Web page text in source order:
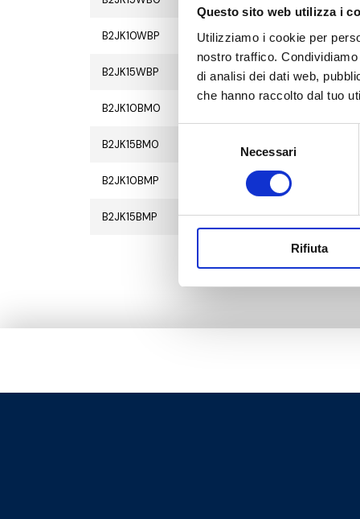
Questo sito web utilizza i
Utilizziamo i cookie per
nostro traffico.
di analisi dei dati web,
che hanno raccolto dal tuo
Necessari
Rifiuta
B2JK10WBP 2
B2JK15WBP 2
B2JK10BM0
B2JK15BM0
B2JK10BMP
B2JK15BMP 2